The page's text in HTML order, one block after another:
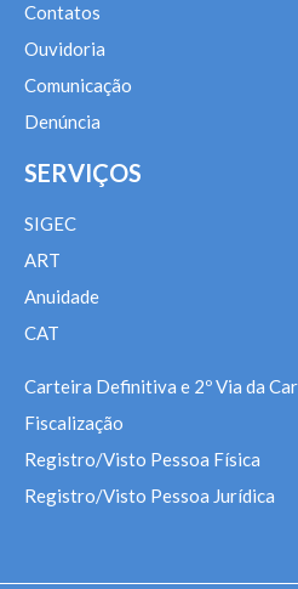
Contatos
Ouvidoria
Comunicação
Denúncia
SERVIÇOS
SIGEC
ART
Anuidade
CAT
Carteira Definitiva e 2º Via da
Fiscalização
Registro/Visto Pessoa Física
Registro/Visto Pessoa Jurídica